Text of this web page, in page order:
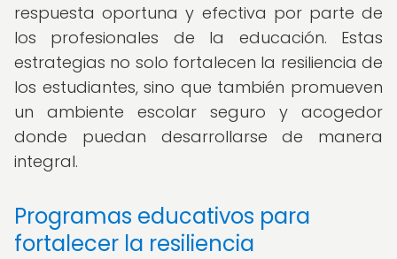
respuesta oportuna y efectiva por parte de
los profesionales de la educación. Estas
estrategias no solo fortalecen la resiliencia de
los estudiantes, sino que también promueven
un ambiente escolar seguro y acogedor
donde puedan desarrollarse de manera
integral.
Programas educativos para
fortalecer la resiliencia